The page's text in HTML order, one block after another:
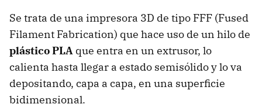
Se trata de una impresora 3D de tipo FFF (Fused
Filament Fabrication) que hace uso de un hilo de
plástico PLA que entra en un extrusor, lo
calienta hasta llegar a estado semisólido y lo va
depositando, capa a capa, en una superficie
bidimensional.